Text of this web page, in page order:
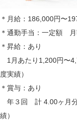
＊月給：186,000円〜
＊通勤手当：一定額　
＊昇給：あり
1月あたり1,200円〜
度実績）
＊賞与：あり
年３回　計 4.00ヶ月